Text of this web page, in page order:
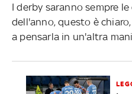
I derby saranno sempre
dell'anno, questo è
a pensarla in un'altra